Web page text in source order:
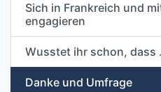
Sich in Frankreich und
engagieren
Wusstet ihr schon, dass
Danke und Umfrage